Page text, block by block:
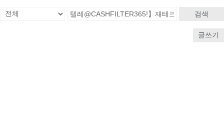
검색
글쓰기